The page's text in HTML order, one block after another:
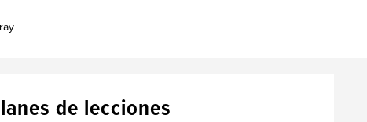
de lecciones